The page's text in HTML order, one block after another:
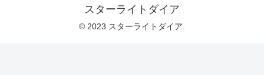
スターライトダイア
© 2023 スターライトダイア.